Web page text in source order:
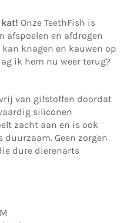
Onze TeethFish is
afspoelen en afdrogen
knagen en kauwen op
ik hem nu weer terug?
van gifstoffen doordat
siliconen
zacht aan en is ook
duurzaam. Geen zorgen
dure dierenarts